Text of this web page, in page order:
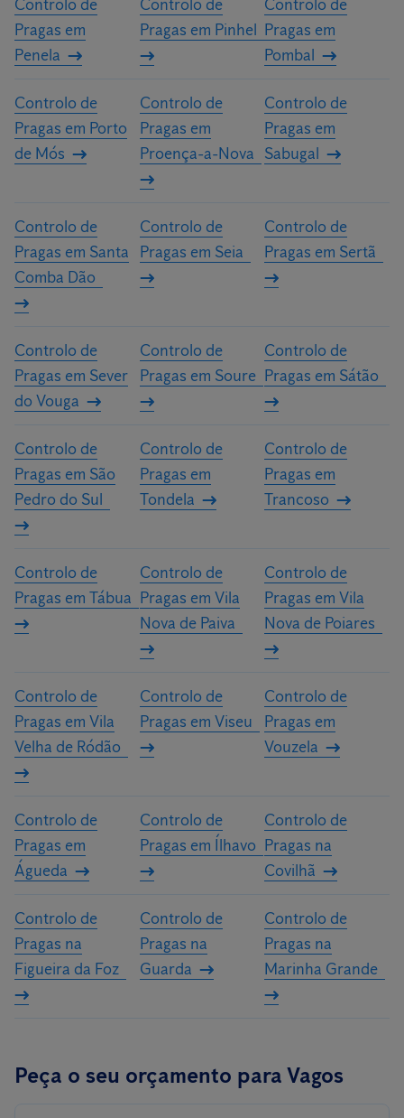
Controlo de
Pragas em
Penela
Controlo de
Pragas em Pinhel
Controlo de
Pragas em
Pombal
Controlo de
Pragas em Porto
de Mós
Controlo de
Pragas em
Proença-a-Nova
Controlo de
Pragas em
Sabugal
Controlo de
Pragas em Santa
Comba Dão
Controlo de
Pragas em Seia
Controlo de
Pragas em Sertã
Controlo de
Pragas em Sever
do Vouga
Controlo de
Pragas em Soure
Controlo de
Pragas em Sátão
Controlo de
Pragas em São
Pedro do Sul
Controlo de
Pragas em
Tondela
Controlo de
Pragas em
Trancoso
Controlo de
Pragas em Tábua
Controlo de
Pragas em Vila
Nova de Paiva
Controlo de
Pragas em Vila
Nova de Poiares
Controlo de
Pragas em Vila
Velha de Ródão
Controlo de
Pragas em Viseu
Controlo de
Pragas em
Vouzela
Controlo de
Pragas em
Águeda
Controlo de
Pragas em Ílhavo
Controlo de
Pragas na
Covilhã
Controlo de
Pragas na
Figueira da Foz
Controlo de
Pragas na
Guarda
Controlo de
Pragas na
Marinha Grande
Peça o seu orçamento para Vagos